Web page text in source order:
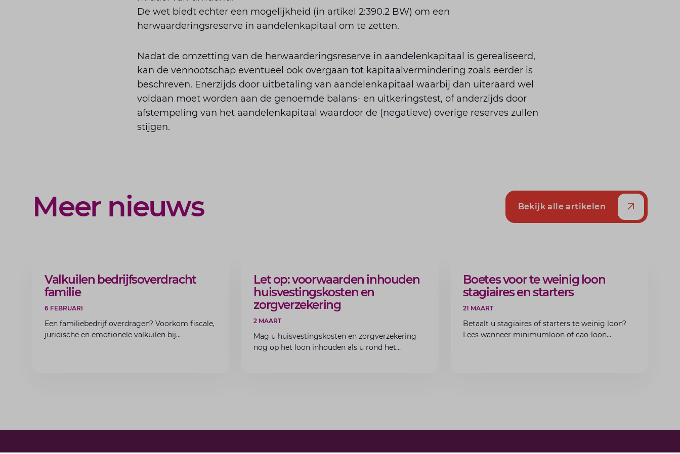
De wet biedt echter een mogelijkheid (in artikel 2:390.2 BW) om een
herwaarderingsreserve in aandelenkapitaal om te zetten.
Nadat de omzetting van de herwaarderingsreserve in aandelenkapitaal is gerealiseerd,
kan de vennootschap eventueel ook overgaan tot kapitaalvermindering zoals eerder is
beschreven. Enerzijds door uitbetaling van aandelenkapitaal waarbij dan uiteraard wel
voldaan moet worden aan de genoemde balans- en uitkeringstest, of anderzijds door
afstempeling van het aandelenkapitaal waardoor de (negatieve) overige reserves zullen
stijgen.
Meer nieuws Bekijk alle artikelen
ARTIKEL
Valkuilen bedrijfsoverdracht
familie
6 FEBRUARI
Een familiebedrijf overdragen? Voorkom fiscale,
juridische en emotionele valkuilen bij
ARTIKEL
Let op: voorwaarden inhouden
huisvestingskosten en
zorgverzekering
2 MAART
Mag u huisvestingskosten en zorgverzekering
nog op het loon inhouden als u rond het
ARTIKEL
Boetes voor te weinig loon
stagiaires en starters
21 MAART
Betaalt u stagiaires of starters te weinig loon?
Lees wanneer minimumloon of cao-loon